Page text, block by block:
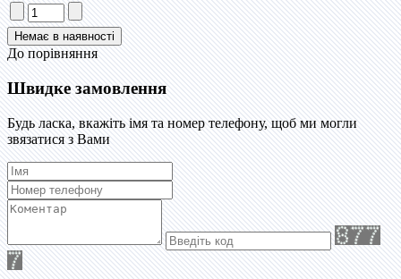
До порівняння
Швидке замовлення
Будь ласка, вкажіть імя та номер телефону, щоб ми могли
звязатися з Вами